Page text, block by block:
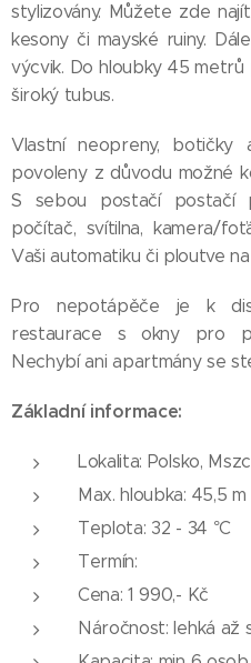
stylizovány. Můžete zde
kesony či mayské ruiny.
výcvik. Do hloubky 45
široký tubus.
Vlastní neopreny,
povoleny z důvodu možné
S sebou postačí postačí
počítač, svítilna, kamera/
Vaši automatiku či ploutve
Pro nepotápěče je k
restaurace s okny pro
Nechybí ani apartmány se
Základní informace:
Lokalita: Polsko,
Max. hloubka: 45,5 m
Teplota: 32 - 34 °C
Termín:
Cena: 1 990,- Kč
Náročnost: lehká až